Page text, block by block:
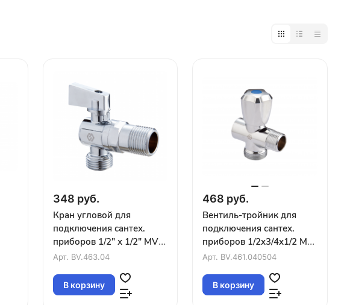
348 руб.
Кран угловой для
подключения сантех.
приборов 1/2" х 1/2" MVI
(5/120)
Арт. BV.463.04
В корзину
468 руб.
Вентиль-тройник для
подключения сантех.
приборов 1/2x3/4x1/2 MVI
(5/100)
Арт. BV.461.040504
В корзину